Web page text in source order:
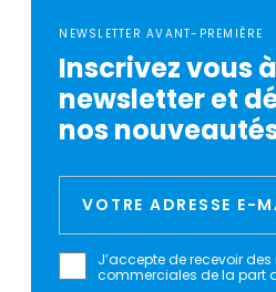
NEWSLETTER AVANT-PREMIÈRE
Inscrivez vous
newsletter et
nos
J’accepte de recevoir
commerciales de la part